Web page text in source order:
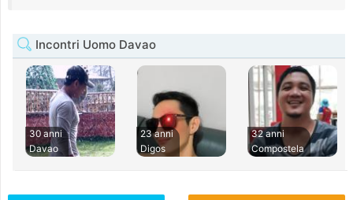
Incontri Uomo Davao
30 anni
Davao
23 anni
Digos
32 anni
Compostela